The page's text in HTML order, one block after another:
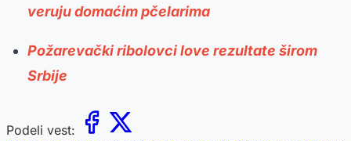
veruju domaćim pčelarima
Požarevački ribolovci love rezultate širom
Srbije
Podeli vest: